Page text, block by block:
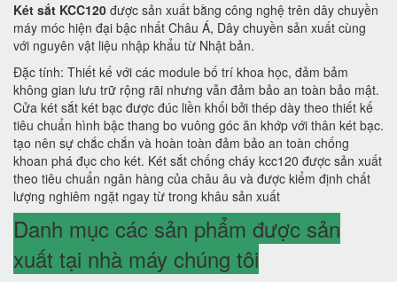
Két sắt KCC120 được sản xuất bằng công nghệ trên dây chuyền
máy móc hiện đại bậc nhất Châu Á, Dây chuyền sản xuất cùng
với nguyên vật liệu nhập khẩu từ Nhật bản.
Đặc tính: Thiết kế với các module bố trí khoa học, đảm bảm
không gian lưu trữ rộng rãi nhưng vẫn đảm bảo an toàn bảo mật.
Cửa két sắt két bạc được đúc liền khối bởi thép dày theo thiết kế
tiêu chuẩn hình bậc thang bo vuông góc ăn khớp với thân két bạc.
tạo nên sự chắc chắn và hoàn toàn đảm bảo an toàn chống
khoan phá đục cho két. Két sắt chống cháy kcc120 được sản xuất
theo tiêu chuẩn ngân hàng của châu âu và được kiểm định chất
lượng nghiêm ngặt ngay từ trong khâu sản xuất
Danh mục các sản phẩm được sản
xuất tại nhà máy chúng tôi